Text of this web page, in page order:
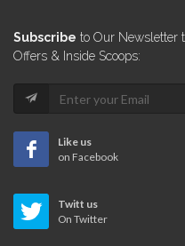
Subscribe to Our Newsletter
Offers & Inside Scoops:
Like us
on Facebook
Twitt us
On Twitter